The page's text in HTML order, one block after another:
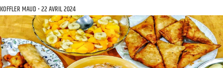
KOFFLER MAUD 22 AVRIL 2024